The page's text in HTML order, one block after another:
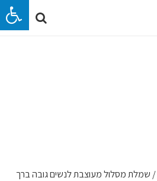
/ שמלת מסלול מעוצבת לנשים גובה ברך